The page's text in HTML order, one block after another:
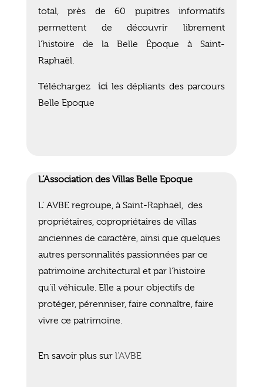
total, près de 60 pupitres informatifs
permettent de découvrir librement
l’histoire de la Belle Époque à Saint-
Raphaël.
Téléchargez ici les dépliants des parcours
Belle Epoque
L’Association des Villas Belle Epoque
L’ AVBE regroupe, à Saint-Raphaël, des
propriétaires, copropriétaires de villas
anciennes de caractère, ainsi que quelques
autres personnalités passionnées par ce
patrimoine architectural et par l’histoire
qu’il véhicule. Elle a pour objectifs de
protéger, pérenniser, faire connaître, faire
vivre ce patrimoine.
En savoir plus sur l’AVBE